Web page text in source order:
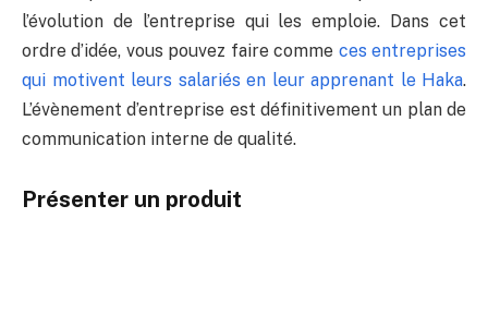
l’évolution de l’entreprise qui les emploie. Dans cet
ordre d’idée, vous pouvez faire comme ces entreprises
qui motivent leurs salariés en leur apprenant le Haka.
L’évènement d’entreprise est définitivement un plan de
communication interne de qualité.
Présenter un produit